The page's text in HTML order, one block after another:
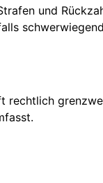
und